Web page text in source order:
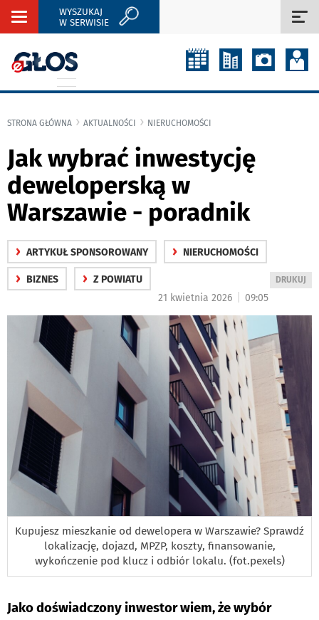
Rozwiń
WYSZUKAJ
W SERWISIE
STRONA GŁÓWNA AKTUALNOŚCI NIERUCHOMOŚCI
Jak wybrać inwestycję
deweloperską w
Warszawie - poradnik
› ARTYKUŁ SPONSOROWANY › NIERUCHOMOŚCI
› BIZNES › Z POWIATU
WYDRUKUJ
DRUKUJ
21 kwietnia 2026 09:05
Kupujesz mieszkanie od dewelopera w Warszawie? Sprawdź
lokalizację, dojazd, MPZP, koszty, finansowanie,
wykończenie pod klucz i odbiór lokalu. (fot.pexels)
Jako doświadczony inwestor wiem, że wybór